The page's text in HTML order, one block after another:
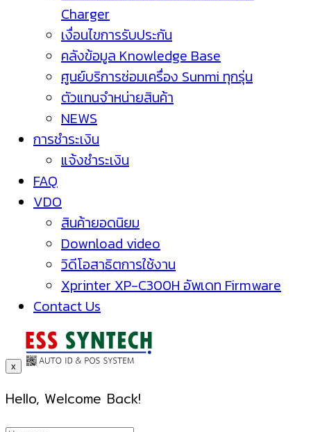
Charger
เงื่อนไขการรับประกัน
คลังข้อมูล Knowledge Base
ศูนย์บริการซ่อมเครื่อง Sunmi ทุกรุ่น
ตัวแทนจำหน่ายสินค้า
NEWS
การชำระเงิน
แจ้งชำระเงิน
FAQ
VDO
สินค้ายอดนิยม
Download video
วิดีโอสาธิตการใช้งาน
Xprinter XP-C300H อัพเดท Firmware
Contact Us
x
Hello, Welcome Back!